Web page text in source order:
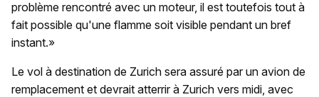
problème rencontré avec un moteur, il est toutefois tout à
fait possible qu'une flamme soit visible pendant un bref
instant.»
Le vol à destination de Zurich sera assuré par un avion de
remplacement et devrait atterrir à Zurich vers midi, avec